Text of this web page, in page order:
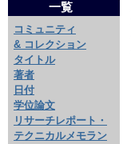
一覧
コミュニティ
& コレクション
タイトル
著者
日付
学位論文
リサーチレポート・
テクニカルメモラン